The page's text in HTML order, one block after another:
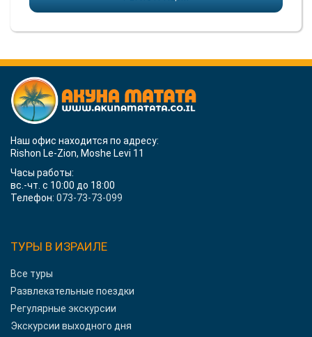
Наш офис находится по адресу:
Rishon Le-Zion, Moshe Levi 11
Часы работы:
вс.-чт. с 10:00 до 18:00
Телефон: 073-73-73-099
ТУРЫ В ИЗРАИЛЕ
Все туры
Развлекательные поездки
Регулярные экскурсии
Экскурсии выходного дня